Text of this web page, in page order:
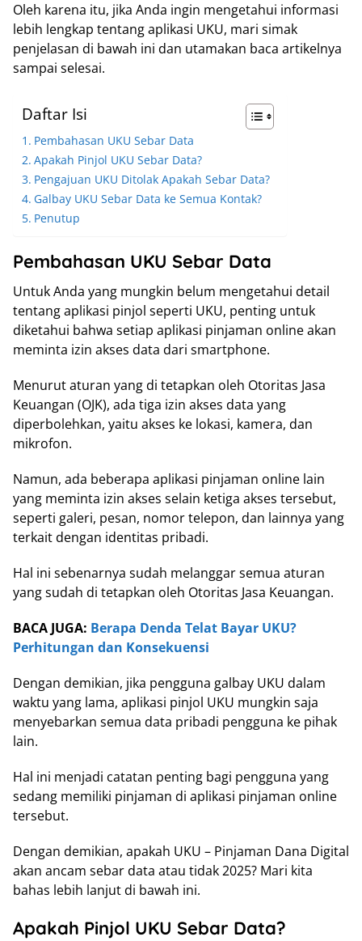
Oleh karena itu, jika Anda ingin mengetahui informasi
lebih lengkap tentang aplikasi UKU, mari simak
penjelasan di bawah ini dan utamakan baca artikelnya
sampai selesai.
Daftar Isi
Pembahasan UKU Sebar Data
Apakah Pinjol UKU Sebar Data?
Pengajuan UKU Ditolak Apakah Sebar Data?
Galbay UKU Sebar Data ke Semua Kontak?
Penutup
Pembahasan UKU Sebar Data
Untuk Anda yang mungkin belum mengetahui detail
tentang aplikasi pinjol seperti UKU, penting untuk
diketahui bahwa setiap aplikasi pinjaman online akan
meminta izin akses data dari smartphone.
Menurut aturan yang di tetapkan oleh Otoritas Jasa
Keuangan (OJK), ada tiga izin akses data yang
diperbolehkan, yaitu akses ke lokasi, kamera, dan
mikrofon.
Namun, ada beberapa aplikasi pinjaman online lain
yang meminta izin akses selain ketiga akses tersebut,
seperti galeri, pesan, nomor telepon, dan lainnya yang
terkait dengan identitas pribadi.
Hal ini sebenarnya sudah melanggar semua aturan
yang sudah di tetapkan oleh Otoritas Jasa Keuangan.
BACA JUGA: Berapa Denda Telat Bayar UKU?
Perhitungan dan Konsekuensi
Dengan demikian, jika pengguna galbay UKU dalam
waktu yang lama, aplikasi pinjol UKU mungkin saja
menyebarkan semua data pribadi pengguna ke pihak
lain.
Hal ini menjadi catatan penting bagi pengguna yang
sedang memiliki pinjaman di aplikasi pinjaman online
tersebut.
Dengan demikian, apakah UKU – Pinjaman Dana Digital
akan ancam sebar data atau tidak 2025? Mari kita
bahas lebih lanjut di bawah ini.
Apakah Pinjol UKU Sebar Data?